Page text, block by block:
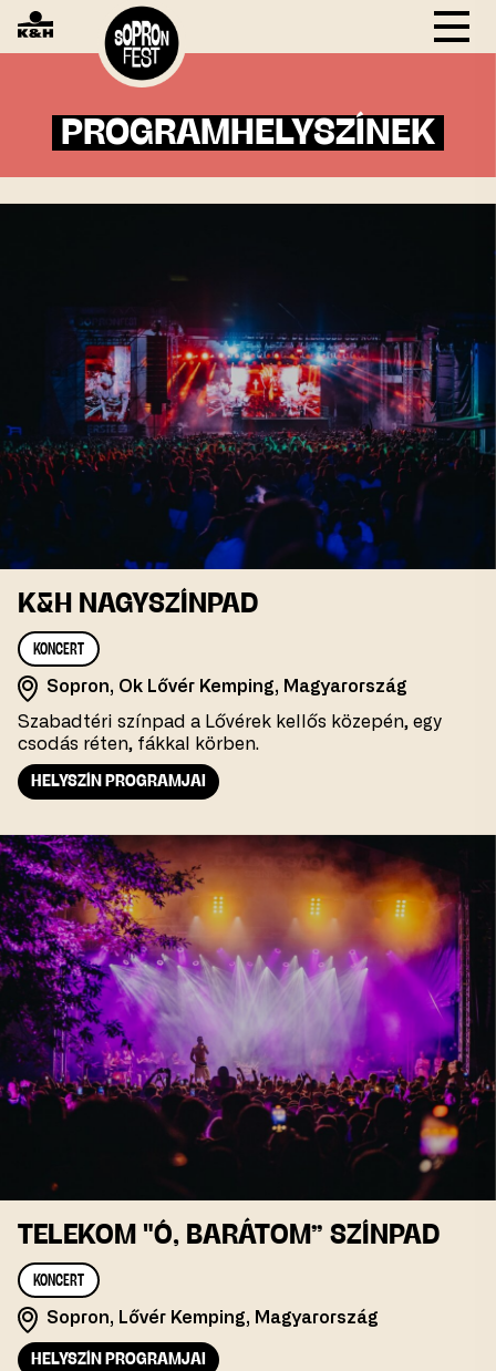
PROGRAMHELYSZÍNEK
K&H NAGYSZÍNPAD
KONCERT
Sopron, Ok Lővér Kemping, Magyarország
Szabadtéri színpad a Lővérek kellős közepén, egy
csodás réten, fákkal körben.
HELYSZÍN PROGRAMJAI
TELEKOM "Ó, BARÁTOM” SZÍNPAD
KONCERT
Sopron, Lővér Kemping, Magyarország
HELYSZÍN PROGRAMJAI